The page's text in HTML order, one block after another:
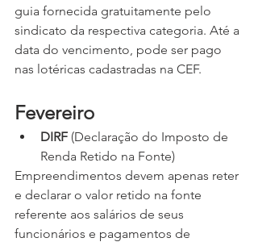
guia fornecida gratuitamente pelo
sindicato da respectiva categoria. Até a
data do vencimento, pode ser pago
nas lotéricas cadastradas na CEF.
Fevereiro
DIRF (Declaração do Imposto de
Renda Retido na Fonte)
Empreendimentos devem apenas reter
e declarar o valor retido na fonte
referente aos salários de seus
funcionários e pagamentos de